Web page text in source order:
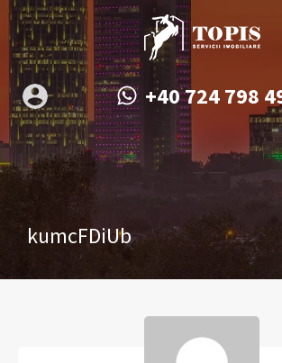
+40 724 798
kumcFDiUb